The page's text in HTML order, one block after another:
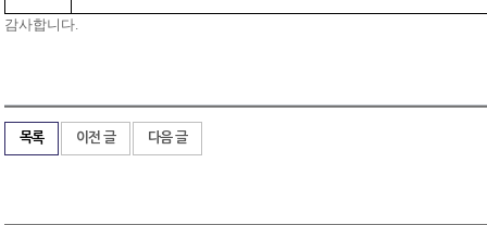
감사합니다.
목록 이전 글 다음 글